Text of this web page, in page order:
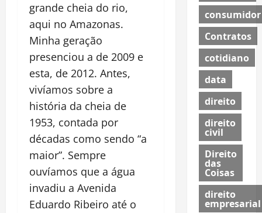
grande cheia do rio,
aqui no Amazonas.
Minha geração
presenciou a de 2009 e
esta, de 2012. Antes,
vivíamos sobre a
história da cheia de
1953, contada por
décadas como sendo “a
maior”. Sempre
ouvíamos que a água
invadiu a Avenida
Eduardo Ribeiro até o
consumidor
Contratos
cotidiano
data
direito
direito
civil
Direito
das
Coisas
direito
empresarial